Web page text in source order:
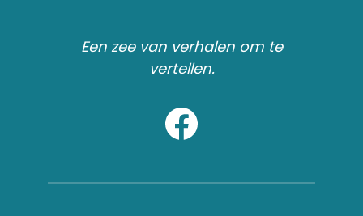
Een zee van verhalen om te
vertellen.